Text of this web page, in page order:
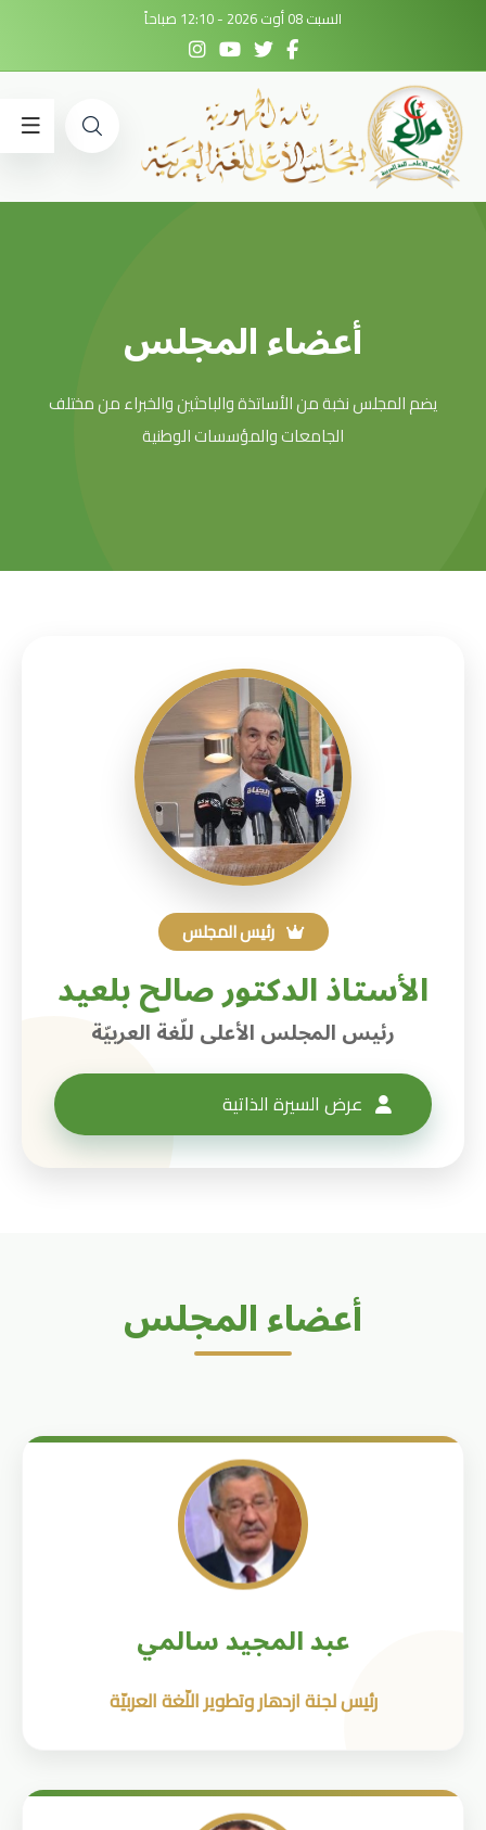
السبت 08 أوت 2026 - 12:10 صباحاً
أعضاء المجلس
يضم المجلس نخبة من الأساتذة والباحثين والخبراء من مختلف
الجامعات والمؤسسات الوطنية
رئيس المجلس
الأستاذ الدكتور صالح بلعيد
رئيس المجلس الأعلى للّغة العربيّة
عرض السيرة الذاتية
أعضاء المجلس
عبد المجيد سالمي
رئيس لجنة ازدهار وتطوير اللّغة العربيّة